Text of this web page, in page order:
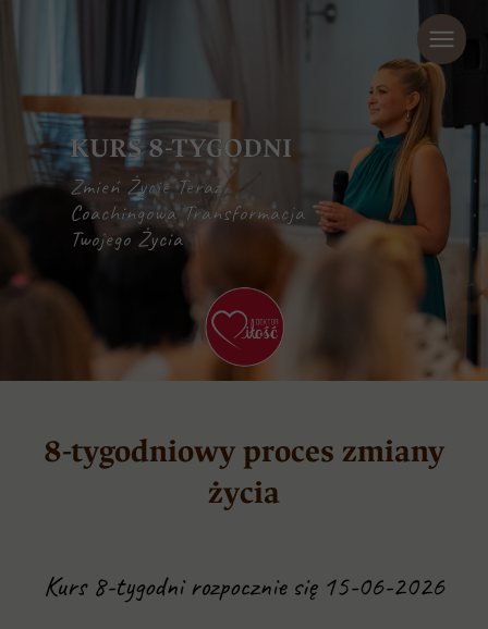
Zmień Życie Teraz
Coachingowa Transformacja
Twojego Życia
KURS 8-TYGODNI
8-tygodniowy proces zmiany
życia
Kurs 8-tygodni rozpocznie się 15-06-2026